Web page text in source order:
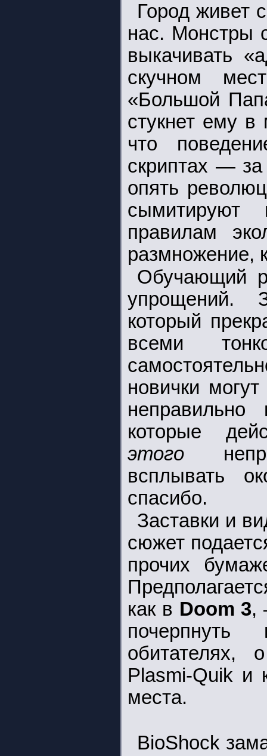
Город живет
нас. Монстры
выкачивать
скучном
«Большой
стукнет ему
что
скриптах — за
опять
сымитируют
правилам
размножение,
Обучающий
упрощений.
который
всеми
новички
которые
этого
всплывать
спасибо.
Заставки и
сюжет
прочих
как в Doom 3,
обитателях,
Plasmi-Quik и
места.
BioShock